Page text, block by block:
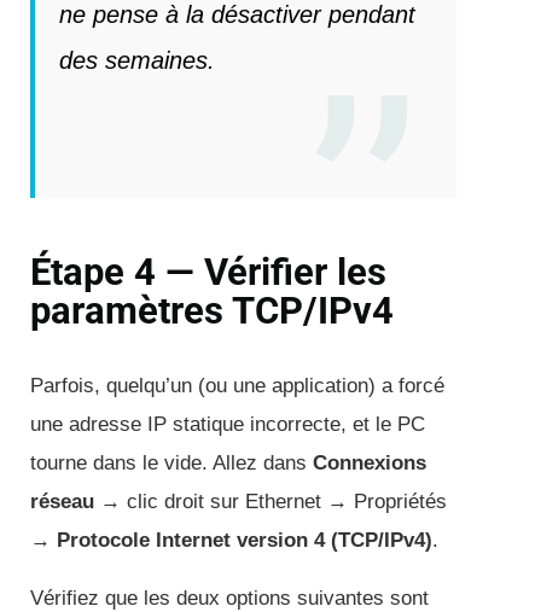
ne pense à la désactiver pendant
des semaines.
Étape 4 — Vérifier les
paramètres TCP/IPv4
Parfois, quelqu’un (ou une application) a forcé
une adresse IP statique incorrecte, et le PC
tourne dans le vide. Allez dans Connexions
réseau → clic droit sur Ethernet → Propriétés
→ Protocole Internet version 4 (TCP/IPv4).
Vérifiez que les deux options suivantes sont